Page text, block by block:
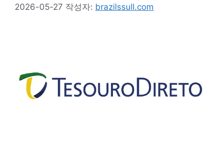
2026-05-27 작성자: brazilssull.com